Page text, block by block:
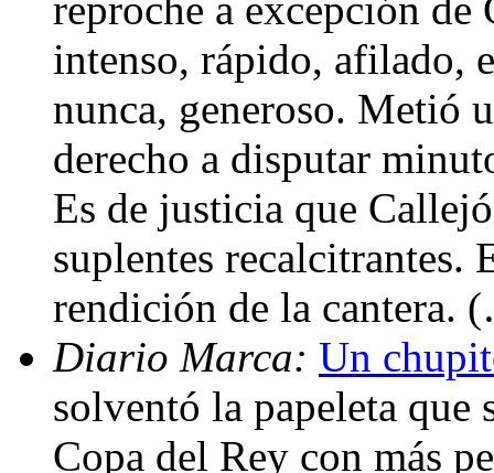
intenso, rápido, afilado,
nunca, generoso. Metió
derecho a disputar
Es de justicia que
suplentes recalcitrantes.
rendición de la cantera.
Diario Marca: Un
solventó la papeleta que
Copa del Rey con más